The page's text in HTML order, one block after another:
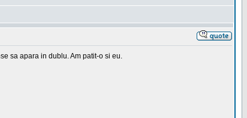
sa apara in dublu. Am patit-o si eu.